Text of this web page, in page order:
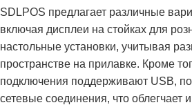
SDLPOS предлагает различные
включая дисплеи на стойках для
настольные установки, учитывая
пространстве на прилавке. Кроме
подключения поддерживают USB,
сетевые соединения, что облегчает